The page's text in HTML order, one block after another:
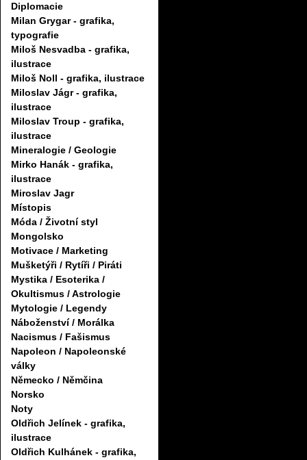
Diplomacie
Milan Grygar - grafika,
typografie
Miloš Nesvadba - grafika,
ilustrace
Miloš Noll - grafika, ilustrace
Miloslav Jágr - grafika,
ilustrace
Miloslav Troup - grafika,
ilustrace
Mineralogie / Geologie
Mirko Hanák - grafika,
ilustrace
Miroslav Jagr
Místopis
Móda / Životní styl
Mongolsko
Motivace / Marketing
Mušketýři / Rytíři / Piráti
Mystika / Esoterika /
Okultismus / Astrologie
Mytologie / Legendy
Náboženství / Morálka
Nacismus / Fašismus
Napoleon / Napoleonské
války
Německo / Němčina
Norsko
Noty
Oldřich Jelínek - grafika,
ilustrace
Oldřich Kulhánek - grafika,